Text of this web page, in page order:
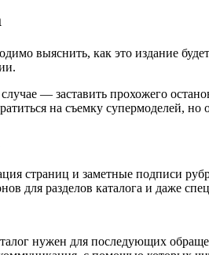
выяснить, как это издание
— заставить прохожего
на съемку супермоделей,
страниц и заметные подписи
для разделов каталога и даже
нужен для последующих